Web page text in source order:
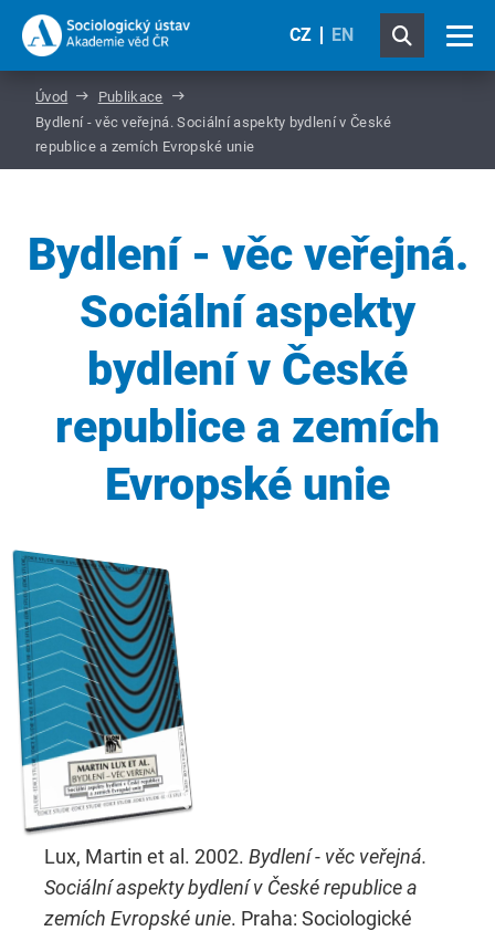
CZ EN
Úvod
Publikace
Bydlení - věc veřejná. Sociální aspekty bydlení v České
republice a zemích Evropské unie
Bydlení - věc veřejná.
Sociální aspekty
bydlení v České
republice a zemích
Evropské unie
Lux, Martin et al. 2002. Bydlení - věc veřejná.
Sociální aspekty bydlení v České republice a
zemích Evropské unie. Praha: Sociologické